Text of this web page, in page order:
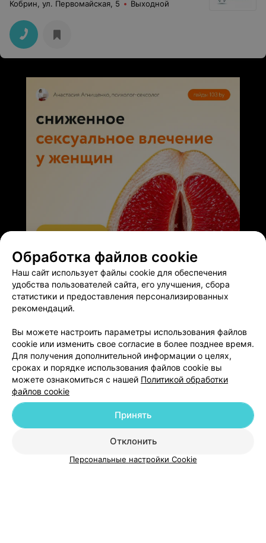
Кобрин, ул. Первомайская, 5 Выходной
ЭФФЕКТИВНАЯ РЕКЛАМА НА САЙТЕ
Добавить компанию
Добавить специалиста
Новости проекта
Размещение рекламы
Медицинский маркетинг
Публичный договор
Обработка файлов cookie
Наш сайт использует файлы cookie для обеспечения
удобства пользователей сайта, его улучшения, сбора
статистики и предоставления персонализированных
рекомендаций.
Вы можете настроить параметры использования файлов
cookie или изменить свое согласие в более позднее время.
Для получения дополнительной информации о целях,
сроках и порядке использования файлов cookie вы
можете ознакомиться с нашей Политикой обработки
файлов cookie
Отклонить
Принять
Персональные настройки Cookie